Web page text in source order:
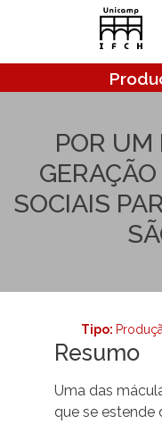
Pular para o conteúdo
POR UM
SOCIAIS
Tipo:
Resumo
Uma das
que se estende